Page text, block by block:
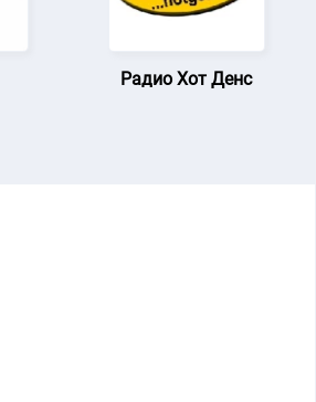
Радио Хот Денс